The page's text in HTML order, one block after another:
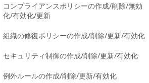
コンプライアンスポリシーの作成/削除/無効
化/有効化/更新
組織の修復ポリシーの作成/削除/更新/有効化
セキュリティ制御の作成/削除/更新/有効化
例外ルールの作成/削除/更新/有効化